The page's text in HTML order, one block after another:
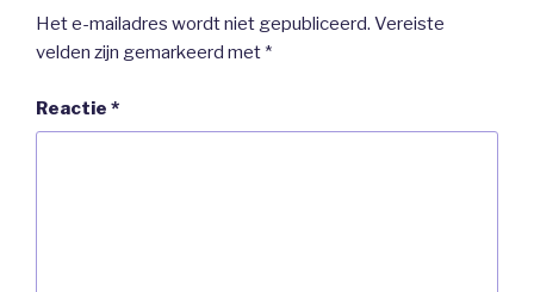
Het e-mailadres wordt niet gepubliceerd. Vereiste
velden zijn gemarkeerd met *
Reactie *